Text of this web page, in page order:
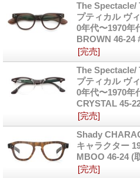
The Spectacle/
プティカル ヴ
0年代〜1970年
BROWN 46-24
[完売]
The Spectacle/
プティカル ヴ
0年代〜1970年
CRYSTAL 45-
[完売]
Shady
キャラクター
MBOO 46-24 (
[完売]